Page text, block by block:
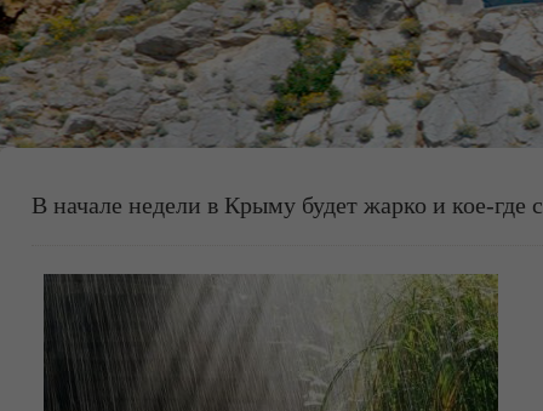
В начале недели в Крыму будет жарко и кое-где